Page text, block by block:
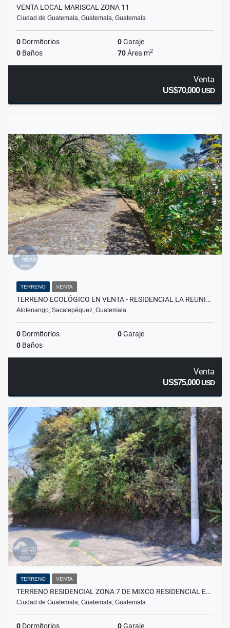
VENTA LOCAL MARISCAL ZONA 11
Ciudad de Guatemala, Guatemala, Guatemala
0 Dormitorios 0Garaje
0 Baños 70Área m2
Venta
US$70,000USD
TERRENO VENTA
TERRENO ECOLÓGICO EN VENTA - RESIDENCIAL LA REUNI…
Alotenango, Sacatepéquez, Guatemala
0 Dormitorios 0Garaje
0 Baños
Venta
US$75,000USD
TERRENO VENTA
TERRENO RESIDENCIAL ZONA 7 DE MIXCO RESIDENCIAL E…
Ciudad de Guatemala, Guatemala, Guatemala
0 Dormitorios 0Garaje